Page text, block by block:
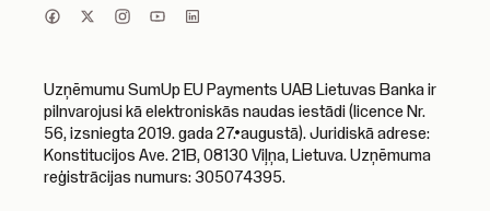
Uzņēmumu SumUp EU Payments UAB Lietuvas Banka ir
pilnvarojusi kā elektroniskās naudas iestādi (licence Nr.
56, izsniegta 2019. gada 27.•augustā). Juridiskā adrese:
Konstitucijos Ave. 21B, 08130 Viļņa, Lietuva. Uzņēmuma
reģistrācijas numurs: 305074395.